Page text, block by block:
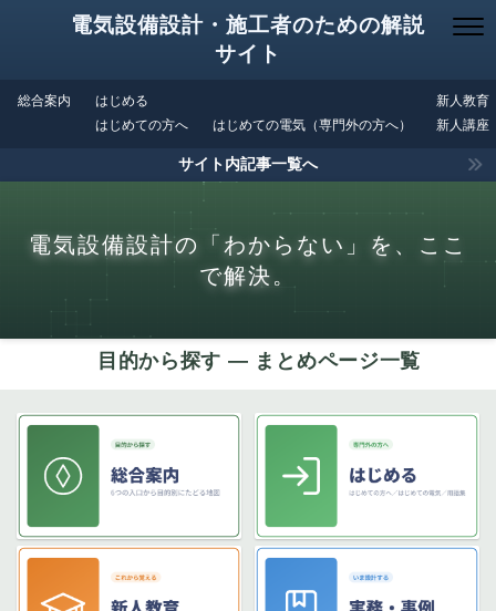
電気設備設計・施工者のための解説
サイト
総合案内
はじめる
はじめての方へ
はじめての電気（専門外の方へ）
新人教育
新人講座
サイト内記事一覧へ
電気設備設計の「わからない」を、ここ
で解決。